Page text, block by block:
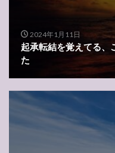
2024年1月11日
起承転結を覚えてる、
た